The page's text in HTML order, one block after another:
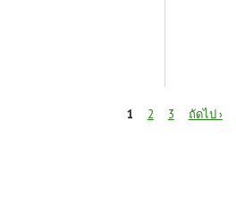
1 2 3 ถัดไป ›